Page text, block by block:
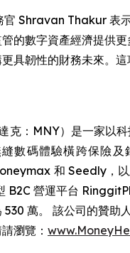
Shravan Thakur 表
的數字資產經濟提供
具韌性的財務未來。
：MNY）是一家以科
數碼體驗橫跨保險
和 Seedly，
B2C 營運平台
530 萬。 該公司的贊
瀏覽：